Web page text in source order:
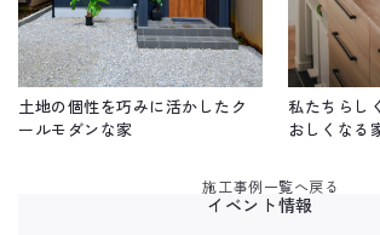
土地の個性を巧みに活かしたク
ールモダンな家
私たちらし
おしくなる
施工事例一覧へ戻る
イベント情報